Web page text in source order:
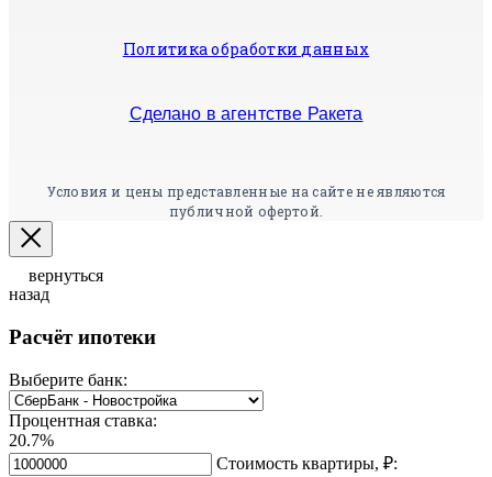
Политика обработки данных
Сделано в агентстве Ракета
Условия и цены представленные на сайте не являются
публичной офертой.
вернуться
назад
Расчёт ипотеки
Выберите банк:
Процентная ставка:
20.7%
Стоимость квартиры, ₽: